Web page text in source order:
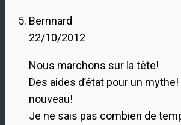
Bernnard
22/10/2012
Nous marchons sur la tête!
Des aides d’état pour un mythe!
nouveau!
Je ne sais pas combien de